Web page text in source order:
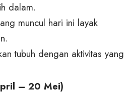
dalam.
muncul hari ini layak
tubuh dengan aktivitas yang
– 20 Mei)